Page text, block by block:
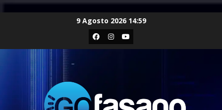
9 Agosto 2026 14:59
Facebook
Instagram
Youtube